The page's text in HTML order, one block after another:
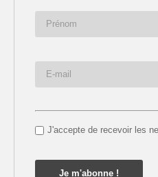
J'accepte de recevoir les